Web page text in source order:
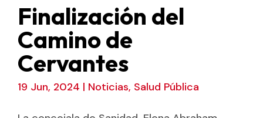
Finalización del
Camino de
Cervantes
19 Jun, 2024 | Noticias, Salud Pública